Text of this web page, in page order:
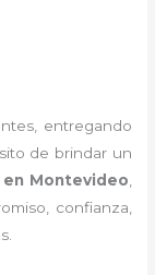
entregando
de brindar un
en Montevideo
confianza,